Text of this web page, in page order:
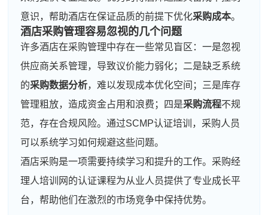
意识，帮助酒店在保证品质的前提下优化采购成本。
酒店采购管理容易忽视的几个问题
许多酒店在采购管理中存在一些常见盲区：一是忽视
供应商关系管理，导致议价能力弱化；二是缺乏系统
的采购数据分析，难以发现成本优化空间；三是库存
管理粗放，造成资金占用和浪费；四是采购流程不规
范，存在合规风险。通过SCMP认证培训，采购人员
可以系统学习如何规避这些问题。
酒店采购是一项需要持续学习和提升的工作。采购经
理人培训网的认证课程为从业人员提供了专业成长平
台，帮助他们在激烈的市场竞争中保持优势。